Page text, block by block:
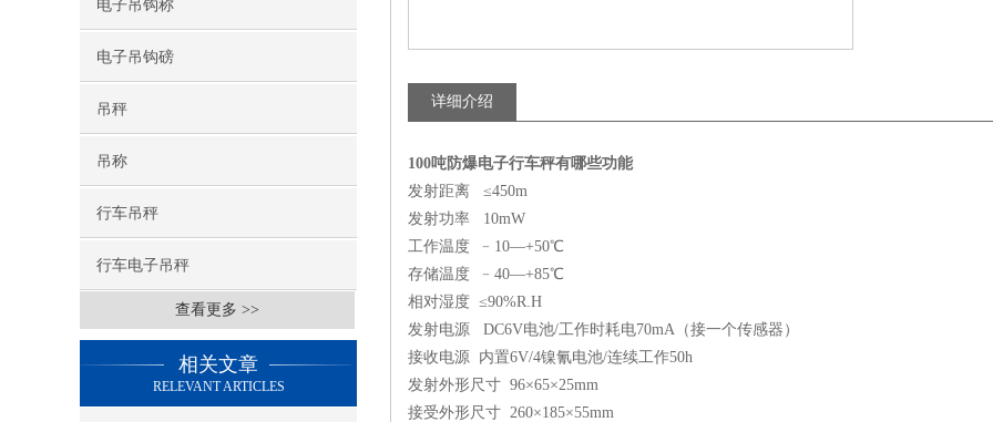
电子吊钩称
电子吊钩磅
吊秤
吊称
行车吊秤
行车电子吊秤
查看更多 >>
相关文章
RELEVANT ARTICLES
详细介绍
100吨防爆电子行车秤有哪些功能
发射距离
≤450m
发射功率
10mW
工作温度
﹣10—+50℃
存储温度
﹣40—+85℃
相对湿度 ≤90%R.H
发射电源
DC6V电池/工作时耗电70mA（接一个传感器）
接收电源 内置6V/4镍氰电池/连续工作50h
发射外形尺寸 96×65×25mm
接受外形尺寸 260×185×55mm